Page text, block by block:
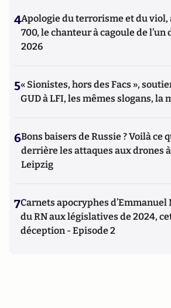
4Apologie du terrorisme et du viol,
700, le chanteur à cagoule de l’un
2026
5« Sionistes, hors des Facs »,
GUD à LFI, les mêmes slogans, la
6Bons baisers de Russie ? Voilà ce
derrière les attaques aux drones
Leipzig
7Carnets apocryphes d’Emmanuel
du RN aux législatives de 2024,
déception - Episode 2